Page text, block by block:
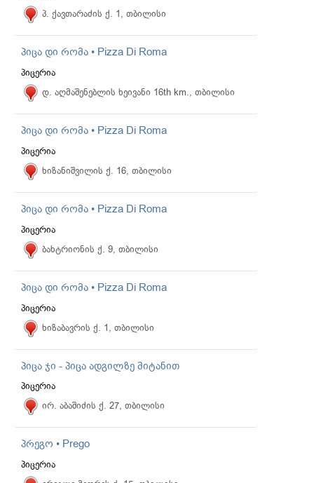
პ. ქავთარაძის ქ. 1, თბილისი
პიცა დი რომა • Pizza Di Roma
პიცერია
დ. აღმაშენებლის ხეივანი 16th km., თბილისი
პიცა დი რომა • Pizza Di Roma
პიცერია
ხიზანიშვილის ქ. 16, თბილისი
პიცა დი რომა • Pizza Di Roma
პიცერია
ბახტრიონის ქ. 9, თბილისი
პიცა დი რომა • Pizza Di Roma
პიცერია
ხიზაბავრის ქ. 1, თბილისი
პიცა ჯი - პიცა ადგილზე მიტანით
პიცერია
ირ. აბაშიძის ქ. 27, თბილისი
პრეგო • Prego
პიცერია